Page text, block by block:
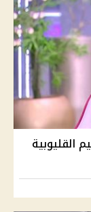
القليوبية